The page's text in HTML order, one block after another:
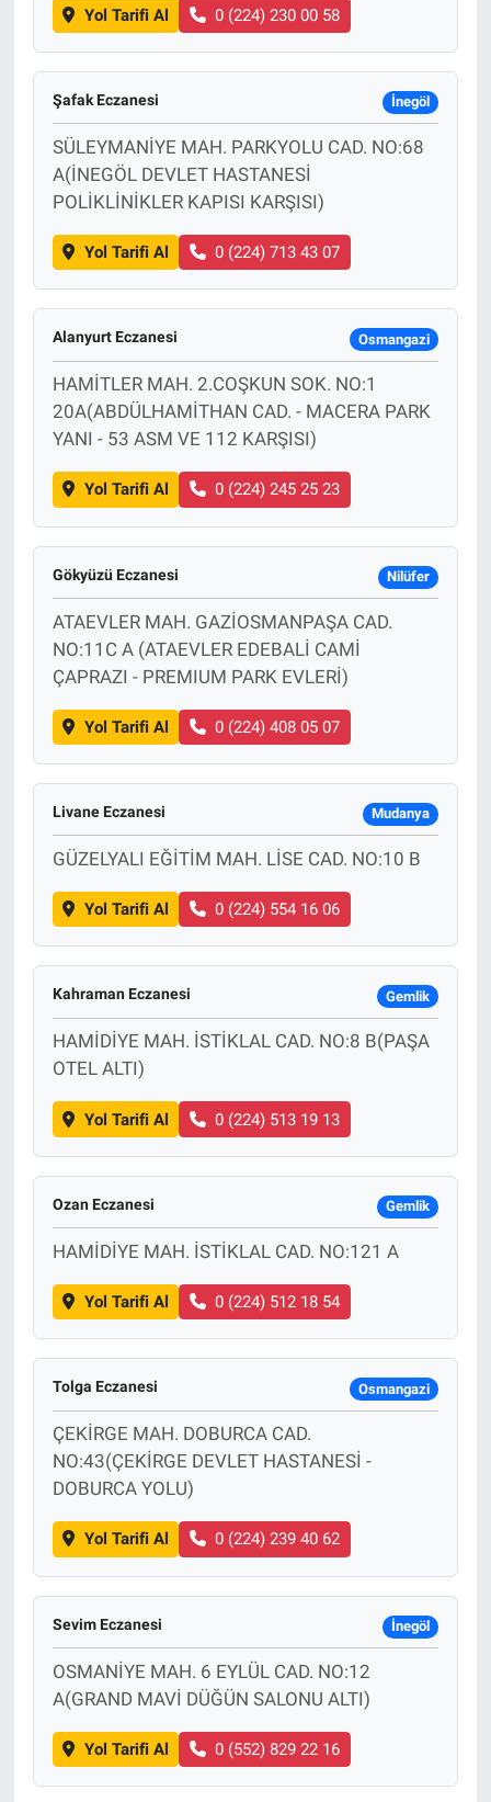
Yol Tarifi Al 0 (224) 230 00 58
Şafak Eczanesi İnegöl
SÜLEYMANİYE MAH. PARKYOLU CAD. NO:68
A(İNEGÖL DEVLET HASTANESİ
POLİKLİNİKLER KAPISI KARŞISI)
Yol Tarifi Al 0 (224) 713 43 07
Alanyurt Eczanesi Osmangazi
HAMİTLER MAH. 2.COŞKUN SOK. NO:1
20A(ABDÜLHAMİTHAN CAD. - MACERA PARK
YANI - 53 ASM VE 112 KARŞISI)
Yol Tarifi Al 0 (224) 245 25 23
Gökyüzü Eczanesi Nilüfer
ATAEVLER MAH. GAZİOSMANPAŞA CAD.
NO:11C A (ATAEVLER EDEBALİ CAMİ
ÇAPRAZI - PREMIUM PARK EVLERİ)
Yol Tarifi Al 0 (224) 408 05 07
Livane Eczanesi Mudanya
GÜZELYALI EĞİTİM MAH. LİSE CAD. NO:10 B
Yol Tarifi Al 0 (224) 554 16 06
Kahraman Eczanesi Gemlik
HAMİDİYE MAH. İSTİKLAL CAD. NO:8 B(PAŞA
OTEL ALTI)
Yol Tarifi Al 0 (224) 513 19 13
Ozan Eczanesi Gemlik
HAMİDİYE MAH. İSTİKLAL CAD. NO:121 A
Yol Tarifi Al 0 (224) 512 18 54
Tolga Eczanesi Osmangazi
ÇEKİRGE MAH. DOBURCA CAD.
NO:43(ÇEKİRGE DEVLET HASTANESİ -
DOBURCA YOLU)
Yol Tarifi Al 0 (224) 239 40 62
Sevim Eczanesi İnegöl
OSMANİYE MAH. 6 EYLÜL CAD. NO:12
A(GRAND MAVİ DÜĞÜN SALONU ALTI)
Yol Tarifi Al 0 (552) 829 22 16